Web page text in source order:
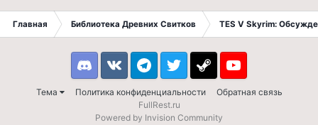
Главная Библиотека Древних Свитков TES V Skyrim:
Тема Политика конфиденциальности Обратная связь
DiscordVK TelegramTwitter Steam Youtube
FullRest.ru
Powered by Invision Community